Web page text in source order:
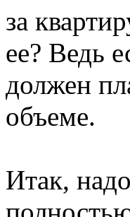
за
ее? Ведь
должен
объеме.
Итак,